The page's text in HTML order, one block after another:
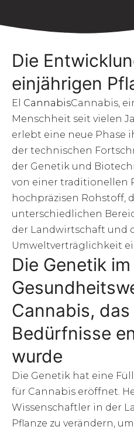
Die
einjährigen
El CannabisCannabis,
Menschheit seit vielen
erlebt eine neue Phase
der technischen
der Genetik und
von einer traditionellen
hochpräzisen Rohstoff,
unterschiedlichen
der Landwirtschaft und
Umweltverträglichkeit
Die Genetik
Cannabis,
Bedürfnisse
wurde
Die Genetik hat eine
für Cannabis eröffnet.
Wissenschaftler in der
Pflanze zu verändern,